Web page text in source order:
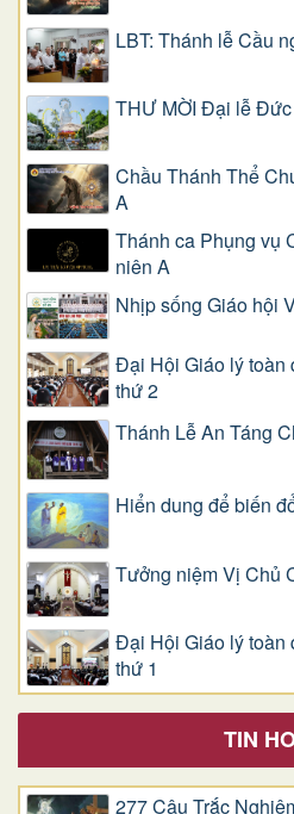
LBT: Thánh lễ Cầu
THƯ MỜI Đại lễ Đức
Chầu Thánh Thể
A
Thánh ca Phụng vụ
niên A
Nhịp sống Giáo hội
Đại Hội Giáo lý toàn
thứ 2
Thánh Lễ An Táng
Hiển dung để biến
Tưởng niệm Vị Chủ
Đại Hội Giáo lý toàn
thứ 1
TIN
277 Câu Trắc